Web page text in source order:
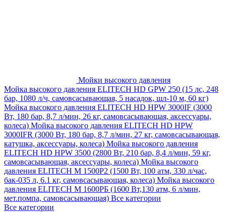
Мойки высокого давления
Мойка высокого давления ELITECH HD GPW 250 (15 лс, 248
бар, 1080 л/ч, самовсасывающая, 5 насадок, шл-10 м, 60 кг)
Мойка высокого давления ELITECH HD HPW 3000IF (3000
Вт, 180 бар, 8,7 л/мин, 26 кг, самовсасывающая, аксессуары,
колеса) Мойка высокого давления ELITECH HD HPW
3000IFR (3000 Вт, 180 бар, 8,7 л/мин, 27 кг, самовсасывающая,
катушка, аксессуары, колеса) Мойка высокого давления
ELITECH HD HPW 3500 (2800 Вт, 210 бар, 8,4 л/мин, 59 кг,
самовсасывающая, аксессуары, колеса) Мойка высокого
давления ELITECH M 1500P2 (1500 Вт, 100 атм, 330 л/час,
бак-035 л, 6.1 кг, самовсасывающая, колеса) Мойка высокого
давления ELITECH М 1600РБ (1600 Вт,130 атм, 6 л/мин,
мет.помпа, самовсасывающая) Все категории
Все категории